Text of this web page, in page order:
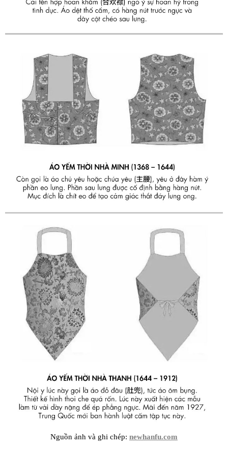
Nguồn ảnh và ghi chép: newhanfu.com